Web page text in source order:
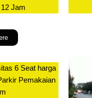
Jam
6 Seat harga
Pemakaian